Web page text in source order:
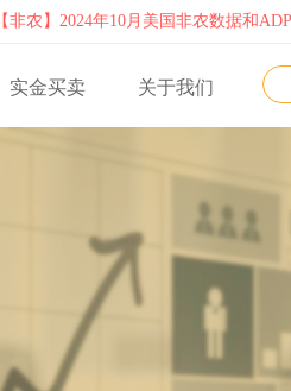
【数据提示】美国9月零售数据公布
实金买卖 关于我们